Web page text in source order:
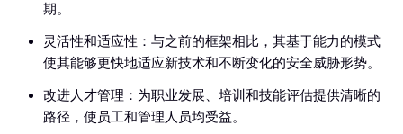
期。
灵活性和适应性：与之前的框架相比，其基于能力的模式
使其能够更快地适应新技术和不断变化的安全威胁形势。
改进人才管理：为职业发展、培训和技能评估提供清晰的
路径，使员工和管理人员均受益。